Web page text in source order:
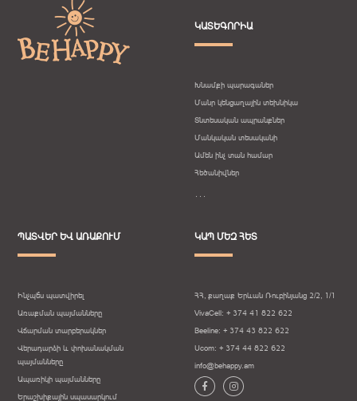
ԿԱՏԵԳՈՐԻԱ
Խնամքի պարագաներ
Մանր կենցաղային տեխնիկա
Տնտեսական ապրանքներ
Մանկական տեսականի
Ամեն ինչ տան համար
Հեծանիվներ
․․․
ՊԱՏՎԵՐ ԵՎ ԱՌԱՔՈՒՄ
Ինչպե՞ս պատվիրել
Առաքման պայմանները
Վճարման տարբերակներ
Վերադարձի և փոխանակման
պայմանները
Ապառիկի պայմանները
Երաշխիքային սպասարկում
ԿԱՊ ՄԵԶ ՀԵՏ
ՀՀ, քաղաք Երևան Ռուբինյանց 2/2, 1/1
VivaCell: + 374 41 822 622
Beeline: + 374 43 822 622
Ucom: + 374 44 822 622
info@behappy.am